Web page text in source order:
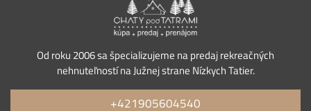
Od roku 2006 sa špecializujeme na predaj rekreačných
nehnuteľností na Južnej strane Nízkych Tatier.
+421905604540